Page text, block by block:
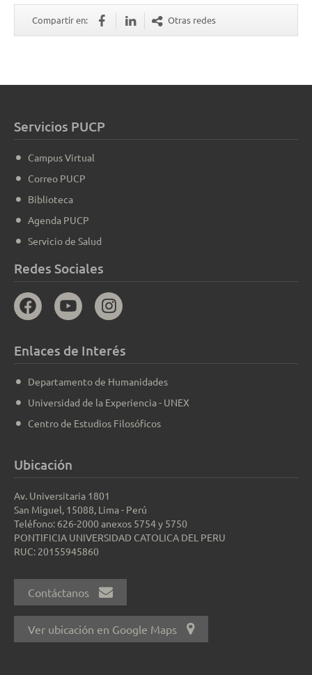
Compartir en: Otras redes
Servicios PUCP
Campus Virtual
Correo PUCP
Biblioteca
Agenda PUCP
Servicio de Salud
Redes Sociales
Enlaces de Interés
Departamento de Humanidades
Universidad de la Experiencia - UNEX
Centro de Estudios Filosóficos
Ubicación
Av. Universitaria 1801
San Miguel, 15088, Lima - Perú
Teléfono: 626-2000 anexos 5754 y 5750
PONTIFICIA UNIVERSIDAD CATOLICA DEL PERU
RUC: 20155945860
Contáctanos
Ver ubicación en Google Maps